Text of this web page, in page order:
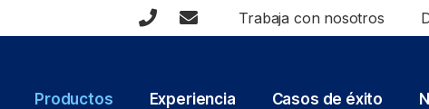
Trabaja con nosotros
Productos Experiencia Casos de éxito